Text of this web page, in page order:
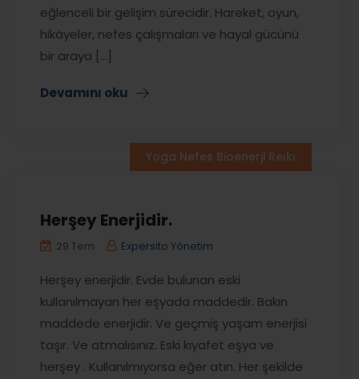
eğlenceli bir gelişim sürecidir. Hareket, oyun,
hikâyeler, nefes çalışmaları ve hayal gücünü
bir araya [...]
Devamını oku
Yoga Nefes Bioenerji Reıkı
Herşey Enerjidir.
29 Tem Expersito Yönetim
Herşey enerjidir. Evde bulunan eski
kullanılmayan her eşyada maddedir. Bakın
maddede enerjidir. Ve geçmiş yaşam enerjisi
taşır. Ve atmalısınız. Eski kıyafet eşya ve
herşey . Kullanılmıyorsa eğer atın. Her şekilde